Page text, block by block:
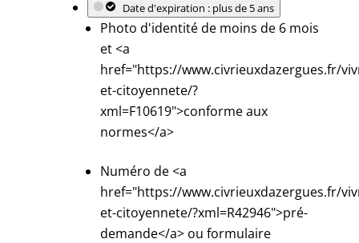
Date d'expiration : plus de 5 ans
Photo d'identité de moins de 6 mois
et <a
href="https://www.civrieuxdazergues.fr/
et-citoyennete/?
xml=F10619">conforme aux
normes</a>
Numéro de <a
href="https://www.civrieuxdazergues.fr/
et-citoyennete/?xml=R42946">pré-
demande</a> ou formulaire